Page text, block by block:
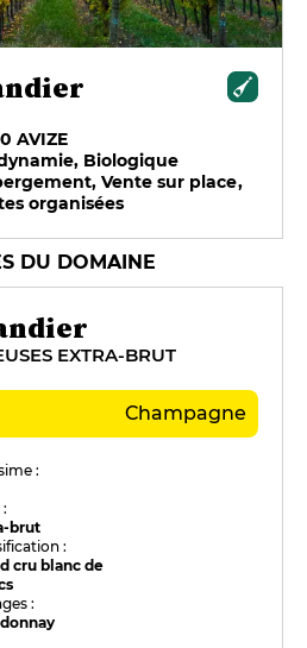
AVIZE
Biologique
Vente sur place,
organisées
DU DOMAINE
EXTRA-BRUT
Champagne
:
brut
:
cru blanc de
: